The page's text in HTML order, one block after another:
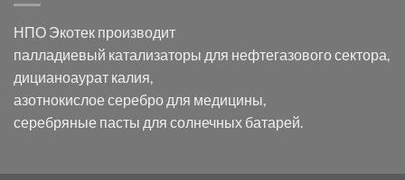
оксида
в
электролите
калий
дицианоаурат–
гексацианоферрата
НПО Экотек производит
палладиевый катализаторы для нефтегазового сектора,
дицианоаурат калия,
азотнокислое серебро для медицины,
серебряные пасты для солнечных батарей.